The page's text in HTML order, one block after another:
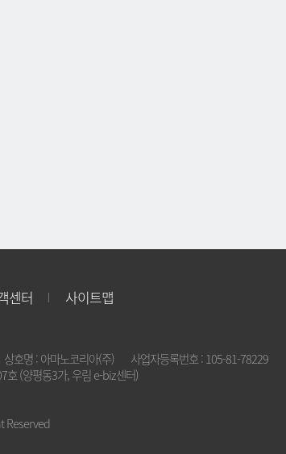
센터 사이트맵
상호명 : 아마노코리아(주)
사업자등록번호 : 105-81-78229
호 (양평동3가, 우림 e-biz센터)
Reserved